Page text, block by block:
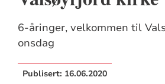
6-åringer, velkommen til
onsdag
Publisert: 16.06.2020